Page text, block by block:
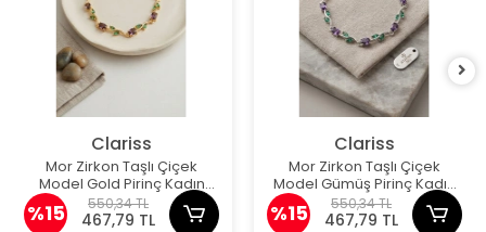
Clariss
Mor Zirkon Taşlı Çiçek
Model Gold Pirinç Kadın
Bileklik
%15 550,34 TL
467,79 TL
Clariss
Mor Zirkon Taşlı Çiçek
Model Gümüş Pirinç Kadın
Bileklik
%15 550,34 TL
467,79 TL